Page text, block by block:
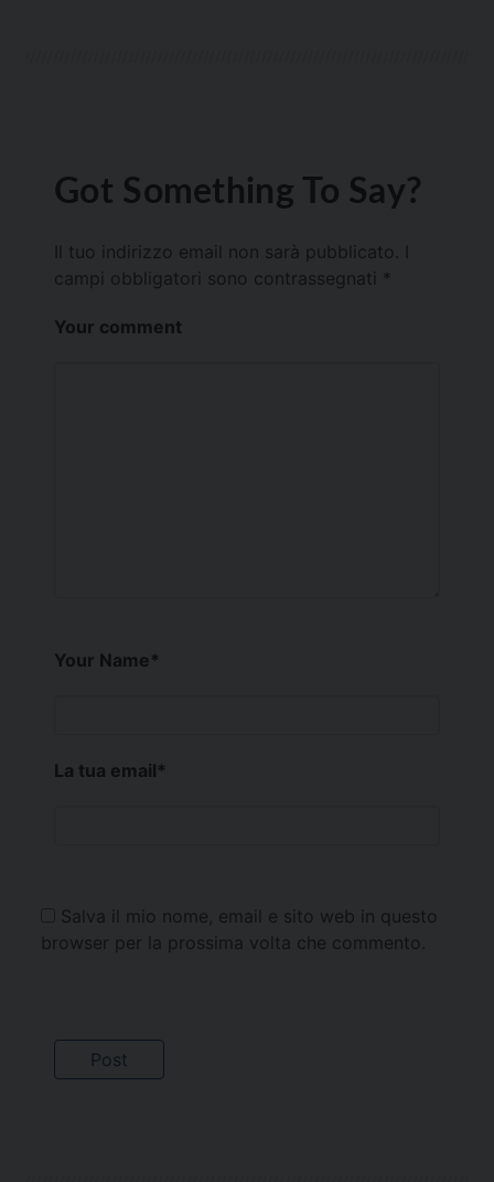
Got Something To Say?
Il tuo indirizzo email non sarà pubblicato.
campi obbligatori sono contrassegnati *
Your comment
Your Name*
La tua email*
Salva il mio nome, email e sito web in questo
browser per la prossima volta che commento.